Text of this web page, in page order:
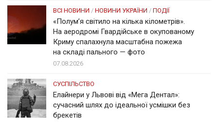
ВСІ НОВИНИ / НОВИНИ УКРАЇНИ / ПОДІЇ
«Полум’я світило на кілька кілометрів».
На аеродромі Гвардійське в окупованому
Криму спалахнула масштабна пожежа
на складі пального — фото
07.08.2026
СУСПІЛЬСТВО
Елайнери у Львові від «Мега Дентал»:
сучасний шлях до ідеальної усмішки без
брекетів